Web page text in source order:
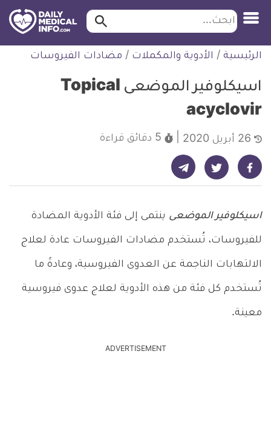
التخطي
للمحتوى
طبية
ابحث ابحث…
الرئيسية / الأدوية والمكملات / مضادات الفيروسات
اسيكلوفير الموضعى Topical
acyclovir
5 دقائق قراءة
شارك على فيسبوك - ديلي ميديكال انفو شارك على تويتر - ديلي ميديكال انفو شارك على تيليجرام - ديلي ميديكال انفو
اسيكلوفير الموضعى ينتمى إلى فئة الأدوية المضادة
للفيروسات، تُستخدم مضادات الفيروسات عادة لعلاج
الالتهابات الناجمة عن العدوى الفيروسية، وعادةً ما
تُستخدم كل فئة من هذه الأدوية لعلاج عدوى فيروسية
معينة.
ADVERTISEMENT